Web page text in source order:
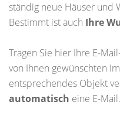
ständig neue Häuser und
Bestimmt ist auch Ihre
Tragen Sie hier Ihre E-
von Ihnen gewünschten
entsprechendes Objekt
automatisch eine E-Mail.